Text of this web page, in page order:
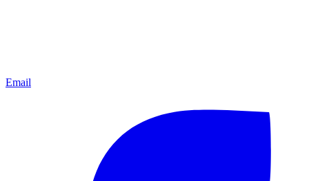
Email